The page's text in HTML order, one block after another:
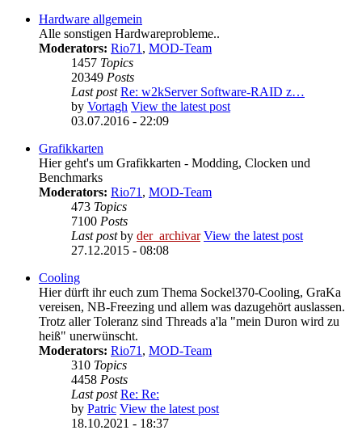
Hardware allgemein
Alle sonstigen Hardwareprobleme..
Moderators: Rio71, MOD-Team
1457 Topics
20349 Posts
Last post Re: w2kServer Software-RAID z…
by Vortagh View the latest post
03.07.2016 - 22:09
Grafikkarten
Hier geht's um Grafikkarten - Modding, Clocken und
Benchmarks
Moderators: Rio71, MOD-Team
473 Topics
7100 Posts
Last postby der_archivar View the latest post
27.12.2015 - 08:08
Cooling
Hier dürft ihr euch zum Thema Sockel370-Cooling, GraKa
vereisen, NB-Freezing und allem was dazugehört auslassen.
Trotz aller Toleranz sind Threads a'la "mein Duron wird zu
heiß" unerwünscht.
Moderators: Rio71, MOD-Team
310 Topics
4458 Posts
Last post Re: Re:
by Patric View the latest post
18.10.2021 - 18:37